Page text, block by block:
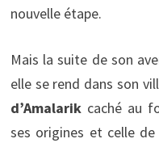
nouvelle étape.
Mais la suite de son
elle se rend dans son
d’Amalarik caché au
ses origines et celle